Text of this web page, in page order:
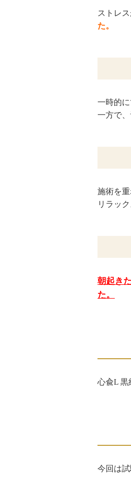
ストレ
た。
一時的
一方で
施術を
リラッ
朝起き
た。
心兪L 黒
今回は